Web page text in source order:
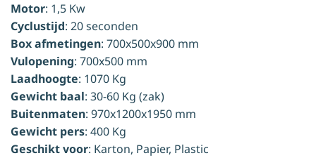
Motor: 1,5 Kw
Cyclustijd: 20 seconden
Box afmetingen: 700x500x900 mm
Vulopening: 700x500 mm
Laadhoogte: 1070 Kg
Gewicht baal: 30-60 Kg (zak)
Buitenmaten: 970x1200x1950 mm
Gewicht pers: 400 Kg
Geschikt voor: Karton, Papier, Plastic